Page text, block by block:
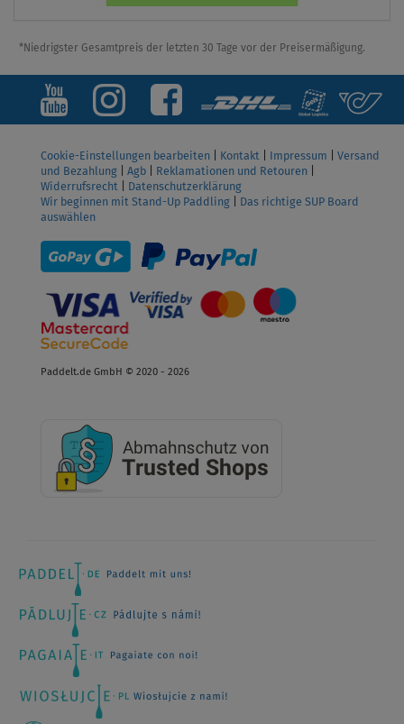
*Niedrigster Gesamtpreis der letzten 30 Tage vor der Preisermäßigung.
Cookie-Einstellungen bearbeiten Kontakt Impressum
Versand
und Bezahlung
Agb Reklamationen und Retouren
Widerrufsrecht
Datenschutzerklärung
Wir beginnen mit Stand-Up Paddling
Das richtige SUP Board
auswählen
Paddelt.de GmbH © 2020 - 2026